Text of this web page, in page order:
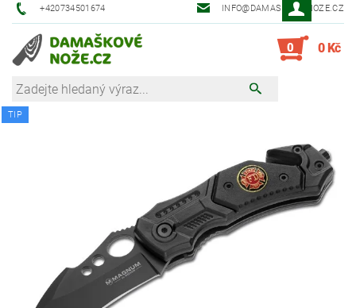
+420734501674 INFO@DAMASKOVE-NOZE.CZ
0 0 Kč
TIP